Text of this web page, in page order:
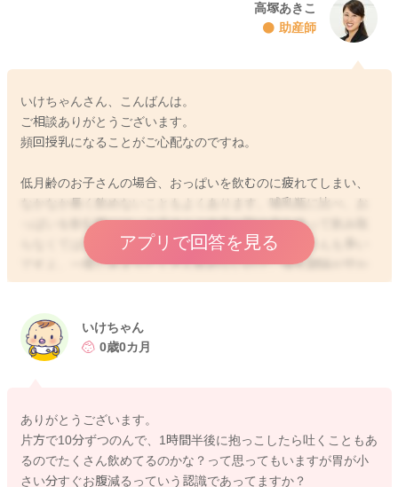
高塚あきこ
助産師
いけちゃんさん、こんばんは。
ご相談ありがとうございます。
頻回授乳になることがご心配なのですね。
低月齢のお子さんの場合、おっぱいを飲むのに疲れてしまい、
なかなか長く飲めないこともよくあります。哺乳瓶に比べ、お
っぱいを飲む際には、お子さんご自身が顎の力を使って飲み取
らなくてはならないため、すぐに疲れてしまうお子さんも多い
ですよ。一度にあまりたくさん飲めないので、授乳間隔が空か
ず、頻回授乳になります。成長とともに、おっぱいの飲み方が
ますよ。一度にたくさん飲めるようになってくると、授乳間隔
も伸びてきます。ですので、今の時期は、ある程度頻回授乳で
り、母子手帳の成長曲線のカーブに沿って、お子さんなりの体
重増加がみられていれば、哺乳量の不足はないと言われていま
すよ。ですので、これらを満たしていれば、哺乳量が不足して
アプリで回答を見る
いけちゃん
0歳0カ月
ありがとうございます。
片方で10分ずつのんで、1時間半後に抱っこしたら吐くこともあ
るのでたくさん飲めてるのかな？って思ってもいますが胃が小
さい分すぐお腹減るっていう認識であってますか？